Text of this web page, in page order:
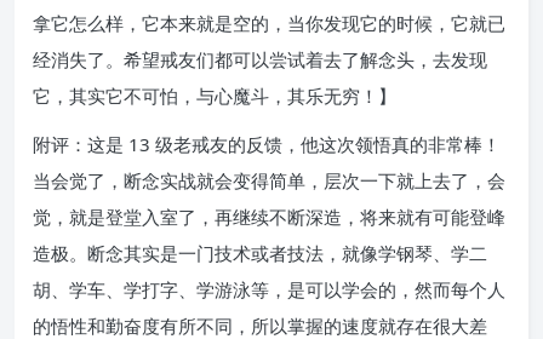
拿它怎么样，它本来就是空的，当你发现它的时候，它就已
经消失了。希望戒友们都可以尝试着去了解念头，去发现
它，其实它不可怕，与心魔斗，其乐无穷！】
附评：这是 13 级老戒友的反馈，他这次领悟真的非常棒！
当会觉了，断念实战就会变得简单，层次一下就上去了，会
觉，就是登堂入室了，再继续不断深造，将来就有可能登峰
造极。断念其实是一门技术或者技法，就像学钢琴、学二
胡、学车、学打字、学游泳等，是可以学会的，然而每个人
的悟性和勤奋度有所不同，所以掌握的速度就存在很大差